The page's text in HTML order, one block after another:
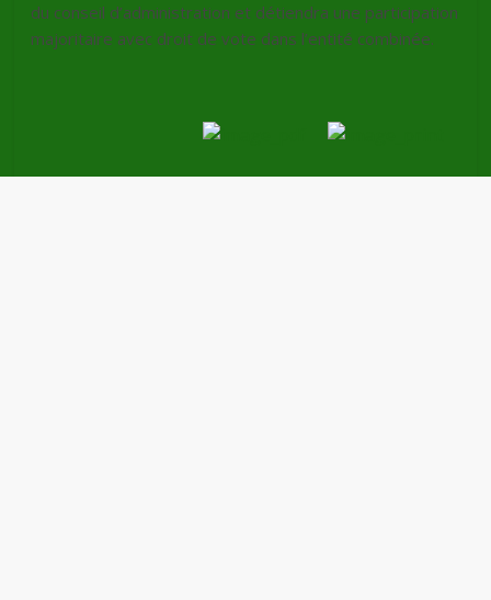
du conseil d’administration et détiendra une participation
majoritaire avec droit de vote dans l’entité combinée.